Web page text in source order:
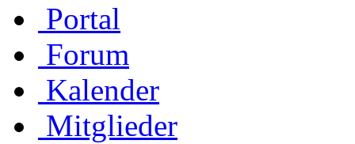
Portal
Forum
Kalender
Mitglieder